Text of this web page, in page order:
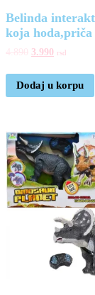
Belinda
koja hoda,priča
3.990 rsd
Dodaj u korpu